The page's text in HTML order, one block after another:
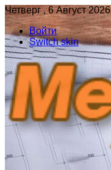
Четверг , 6 Август 2026
Войти
Switch skin